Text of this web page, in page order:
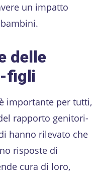
un impatto
delle
figli
importante per tutti,
rapporto genitori-
hanno rilevato che
risposte di
cura di loro,